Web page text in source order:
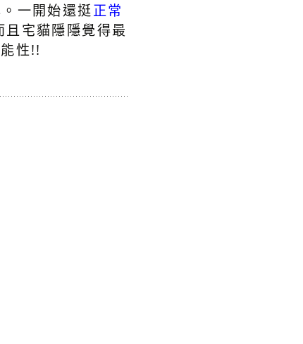
一開始還挺正常
宅貓隱隱覺得最
性!!